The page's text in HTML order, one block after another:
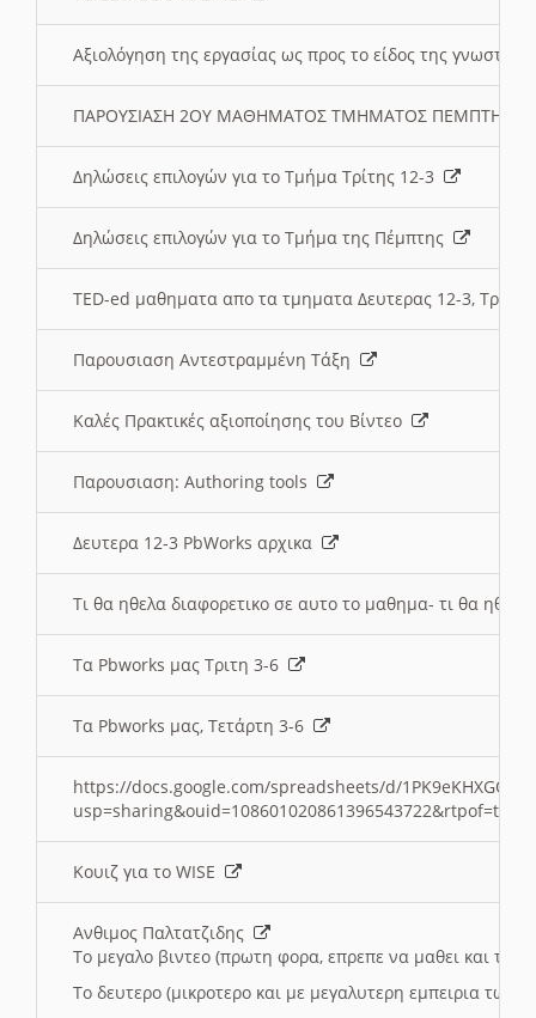
Αξιολόγηση της εργασίας ως προς το είδος της
ΠΑΡΟΥΣΙΑΣΗ 2ΟΥ ΜΑΘΗΜΑΤΟΣ ΤΜΗΜΑΤΟΣ
Δηλώσεις επιλογών για το Τμήμα Τρίτης 12-3
Δηλώσεις επιλογών για το Τμήμα της Πέμπτης
TED-ed μαθηματα απο τα τμηματα Δευτερας 12-3,
Παρουσιαση Αντεστραμμένη Τάξη
Καλές Πρακτικές αξιοποίησης του Βίντεο
Παρουσιαση: Authoring tools
Δευτερα 12-3 PbWorks αρχικα
Τι θα ηθελα διαφορετικο σε αυτο το μαθημα- τι θα
Τα Pbworks μας Τριτη 3-6
Τα Pbworks μας, Τετάρτη 3-6
https://docs.google.com/spreadsheets/d/
Κουιζ για το WISE
Ανθιμος Παλτατζιδης
Το μεγαλο βιντεο (πρωτη φορα, επρεπε να μαθει και το
Το δευτερο (μικροτερο και με μεγαλυτερη εμπειρια